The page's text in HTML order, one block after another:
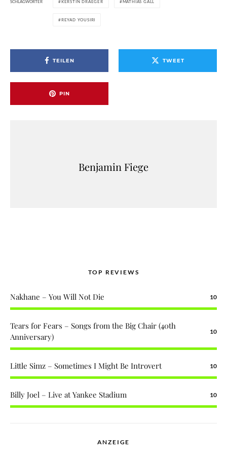
SCHLAGWÖRTER KERSTIN DRAEGER MATHIAS GALL
REYAD YOUSIRI
TEILEN TWEET
PIN
Benjamin Fiege
TOP REVIEWS
Nakhane – You Will Not Die 10
Tears for Fears – Songs from the Big Chair (40th
Anniversary)
10
Little Simz – Sometimes I Might Be Introvert 10
Billy Joel – Live at Yankee Stadium 10
ANZEIGE